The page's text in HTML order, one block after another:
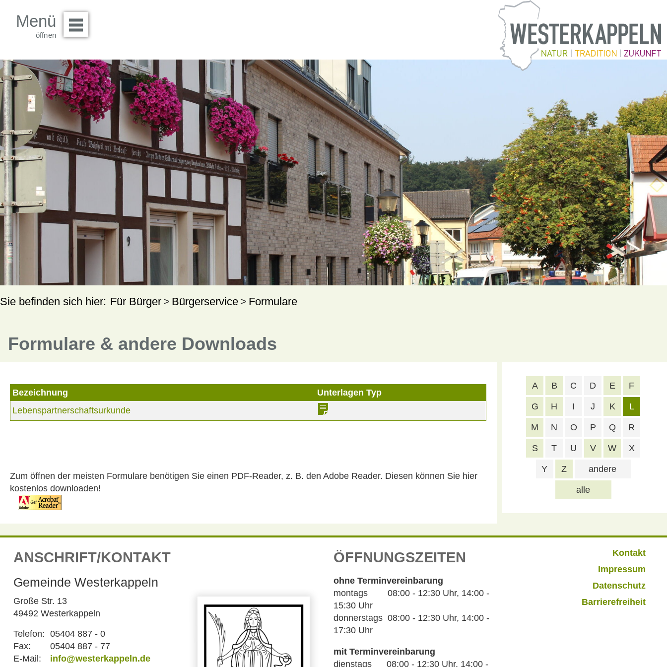
Menü
Für Bürger Bürgerservice Formulare
Formulare & andere Downloads
Bezeichnung
Unterlagen Typ
Lebenspartnerschaftsurkunde
Zum öffnen der meisten Formulare benötigen Sie einen PDF-Reader, z. B. den Adobe Reader. Diesen können Sie hier
kostenlos downloaden!
alle
A B C D E F
G H I J K L
M N O P Q R
S T U V W X
Y Z andere
ANSCHRIFT/KONTAKT
Gemeinde Westerkappeln
Große Str. 13
49492 Westerkappeln
Telefon: 05404 887 - 0
Fax:
05404 887 - 77
E-Mail:
info@westerkappeln.de
ÖFFNUNGSZEITEN
ohne Terminvereinbarung
montags 08:00 - 12:30 Uhr, 14:00 -
15:30 Uhr
donnerstags 08:00 - 12:30 Uhr, 14:00 -
17:30 Uhr
mit Terminvereinbarung
dienstags 08:00 - 12:30 Uhr, 14:00 -
Kontakt
Impressum
Datenschutz
Barrierefreiheit